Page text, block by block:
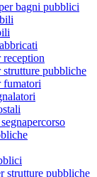
bagni pubblici
reception
strutture pubbliche
fumatori
strutture pubbliche